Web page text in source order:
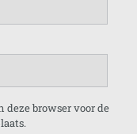
browser voor de